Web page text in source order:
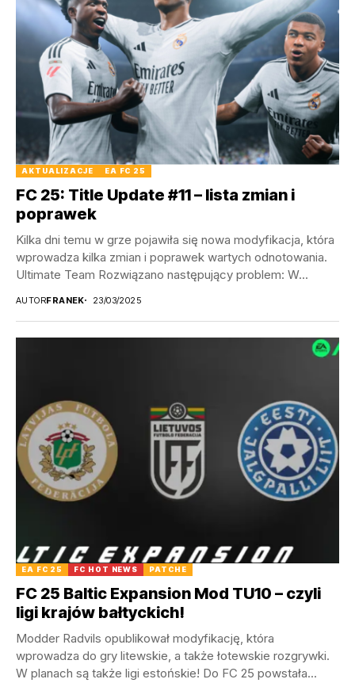
AKTUALIZACJE EA FC 25
FC 25: Title Update #11 – lista zmian i
poprawek
Kilka dni temu w grze pojawiła się nowa modyfikacja, która
wprowadza kilka zmian i poprawek wartych odnotowania.
Ultimate Team Rozwiązano następujący problem: W...
AUTORFRANEK 23/03/2025
EA FC 25 FC HOT NEWS PATCHE
FC 25 Baltic Expansion Mod TU10 – czyli
ligi krajów bałtyckich!
Modder Radvils opublikował modyfikację, która
wprowadza do gry litewskie, a także łotewskie rozgrywki.
W planach są także ligi estońskie! Do FC 25 powstała...